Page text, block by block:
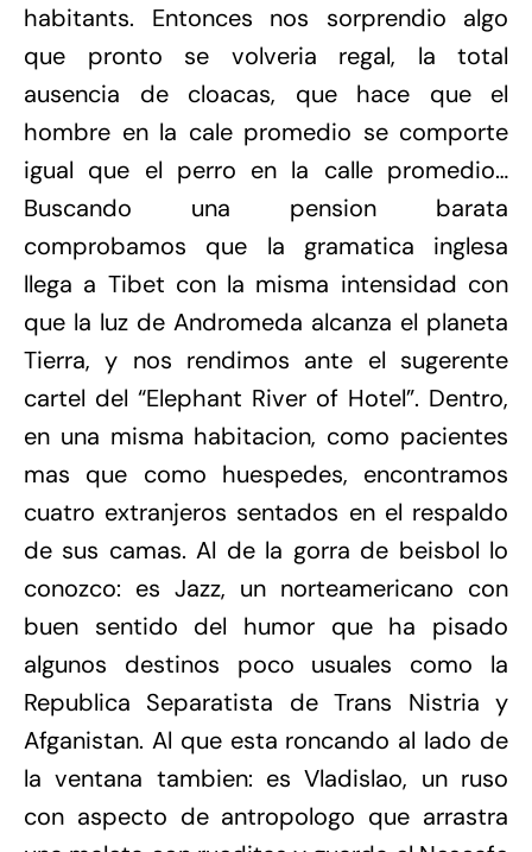
habitants. Entonces nos sorprendio algo
que pronto se volveria regal, la total
ausencia de cloacas, que hace que el
hombre en la cale promedio se comporte
igual que el perro en la calle promedio…
Buscando una pension barata
comprobamos que la gramatica inglesa
llega a Tibet con la misma intensidad con
que la luz de Andromeda alcanza el planeta
Tierra, y nos rendimos ante el sugerente
cartel del “Elephant River of Hotel”. Dentro,
en una misma habitacion, como pacientes
mas que como huespedes, encontramos
cuatro extranjeros sentados en el respaldo
de sus camas. Al de la gorra de beisbol lo
conozco: es Jazz, un norteamericano con
buen sentido del humor que ha pisado
algunos destinos poco usuales como la
Republica Separatista de Trans Nistria y
Afganistan. Al que esta roncando al lado de
la ventana tambien: es Vladislao, un ruso
con aspecto de antropologo que arrastra